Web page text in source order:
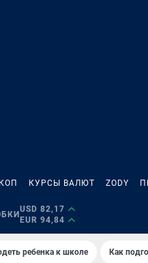
КУРСЫ ВАЛЮТ ZODY
USD 82,17
EUR 94,84
ребенка к школе Как